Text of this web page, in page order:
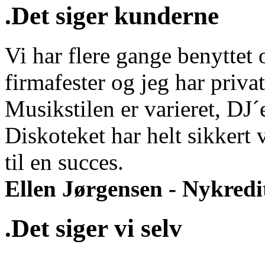
.Det siger kunderne
Vi har flere gange benyttet
firmafester og jeg har
Musikstilen er varieret,
Diskoteket har helt sikkert
til en succes.
Ellen Jørgensen -
.Det siger vi selv